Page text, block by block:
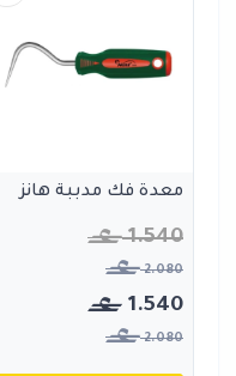
معدة فك مدببة هانز
1.540
2.080
1.540
2.080